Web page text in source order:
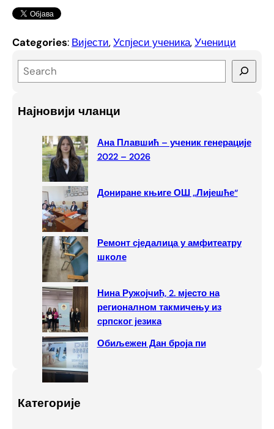
Categories: Вијести, Успјеси ученика, Ученици
e
rНајновији чланци
Ана Плавшић – ученик генерације
2022 – 2026
Дониране књиге ОШ „Лијешће“
Ремонт сједалица у амфитеатру
школе
Нина Ружојчић, 2. мјесто на
регионалном такмичењу из
српског језика
Обиљежен Дан броја пи
Категорије